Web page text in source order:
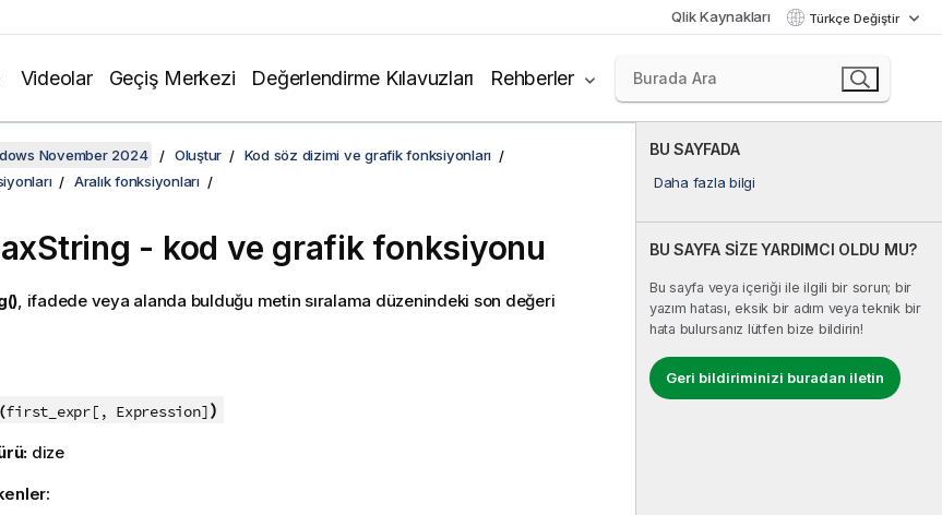
Qlik Kaynakları Türkçe Değiştir
Videolar Geçiş Merkezi Değerlendirme Kılavuzları Rehberler
BU SAYFADA
Daha fazla bilgi
BU SAYFA SİZE YARDIMCI OLDU MU?
Bu sayfa veya içeriği ile ilgili bir sorun; bir
yazım hatası, eksik bir adım veya teknik bir
hata bulursanız lütfen bize bildirin!
Geri bildiriminizi buradan iletin
November 2024 Oluştur
Kod söz dizimi ve grafik fonksiyonları
Aralık fonksiyonları
- kod ve grafik fonksiyonu
, ifadede veya alanda bulduğu metin sıralama düzenindeki son değeri
first_expr[, Expression])
dize